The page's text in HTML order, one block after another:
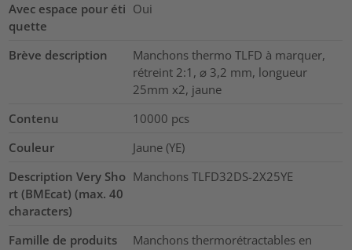
Avec espace pour éti
quette
Oui
Brève description
Manchons thermo TLFD à marquer,
rétreint 2:1, ⌀ 3,2 mm, longueur
25mm x2, jaune
Contenu
10000 pcs
Couleur
Jaune (YE)
Description Very Sho
rt (BMEcat) (max. 40
characters)
Manchons TLFD32DS-2X25YE
Famille de produits
Manchons thermorétractables en